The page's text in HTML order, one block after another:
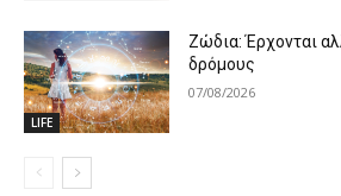
LIFE
Ζώδια: Έρχονται
δρόμους
07/08/2026